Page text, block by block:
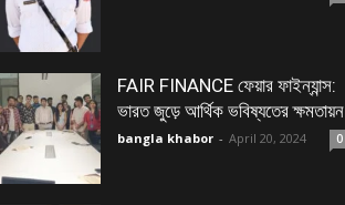
FAIR FINANCE ফেয়ার ফাইন্যান্স:
ভারত জুড়ে আর্থিক ভবিষ্যতের ক্ষমতায়ন
bangla khabor - April 20, 2024 0